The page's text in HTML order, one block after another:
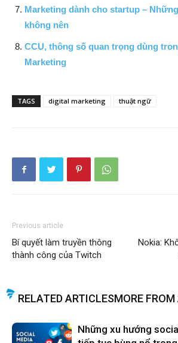
Marketing dành cho startup –
không nên
CCU, thông số quan trọng dùng
Marketing
TAGS digital marketing thuật ngữ
Previous article
Bí quyết làm truyền thông
thành công của Twitch
Nokia:
RELATED ARTICLESMORE
Những xu hướng